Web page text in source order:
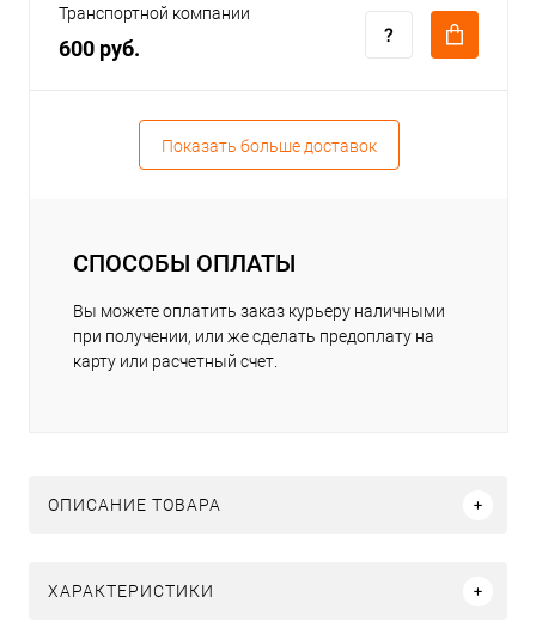
Транспортной компании
600 руб.
Показать больше доставок
СПОСОБЫ ОПЛАТЫ
Вы можете оплатить заказ курьеру наличными
при получении, или же сделать предоплату на
карту или расчетный счет.
ОПИСАНИЕ ТОВАРА
ХАРАКТЕРИСТИКИ